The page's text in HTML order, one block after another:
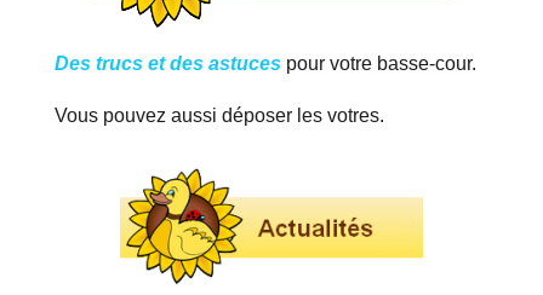
Des trucs et des astucespour votre basse-cour.
Vous pouvez aussi déposer les votres.